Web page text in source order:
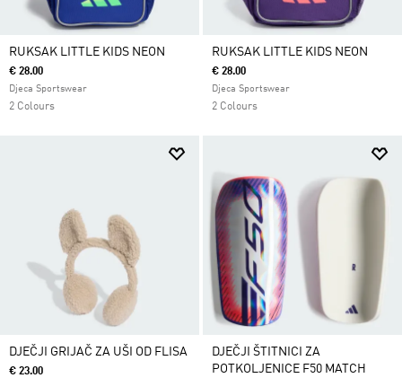
RUKSAK LITTLE KIDS NEON
€ 28.00
Djeca Sportswear
2 Colours
RUKSAK LITTLE KIDS NEON
€ 28.00
Djeca Sportswear
2 Colours
DJEČJI GRIJAČ ZA UŠI OD FLISA
€ 23.00
DJEČJI ŠTITNICI ZA
POTKOLJENICE F50 MATCH